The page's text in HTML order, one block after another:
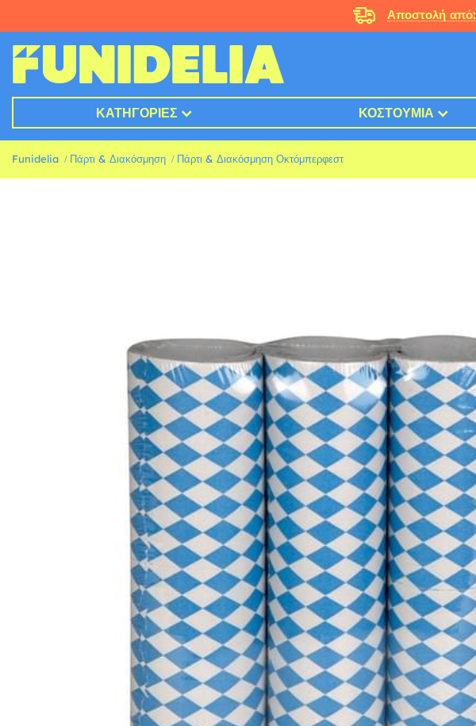
Αποστολή από:
ΚΑΤΗΓΟΡΊΕΣ ΚΟΣΤΟΎΜΙΑ
Funidelia Πάρτι & Διακόσμηση Πάρτι & Διακόσμηση Οκτόμπερφεστ